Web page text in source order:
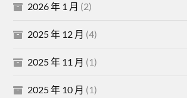
2026 年 1 月 (2)
2025 年 12 月 (4)
2025 年 11 月 (1)
2025 年 10 月 (1)